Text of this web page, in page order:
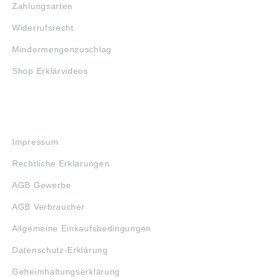
Zahlungsarten
Widerrufsrecht
Mindermengenzuschlag
Shop Erklärvideos
Impressum
Rechtliche Erklärungen
AGB Gewerbe
AGB Verbraucher
Allgemeine Einkaufsbedingungen
Datenschutz-Erklärung
Geheimhaltungserklärung